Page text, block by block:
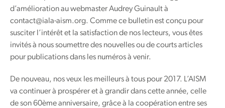
d’amélioration au webmaster Audrey Guinault à
contact@iala-aism.org. Comme ce bulletin est conçu pour
susciter l’intérêt et la satisfaction de nos lecteurs, vous êtes
invités à nous soumettre des nouvelles ou de courts articles
pour publications dans les numéros à venir.
De nouveau, nos veux les meilleurs à tous pour 2017. L’AISM
va continuer à prospérer et à grandir dans cette année, celle
de son 60ème anniversaire, grâce à la coopération entre ses